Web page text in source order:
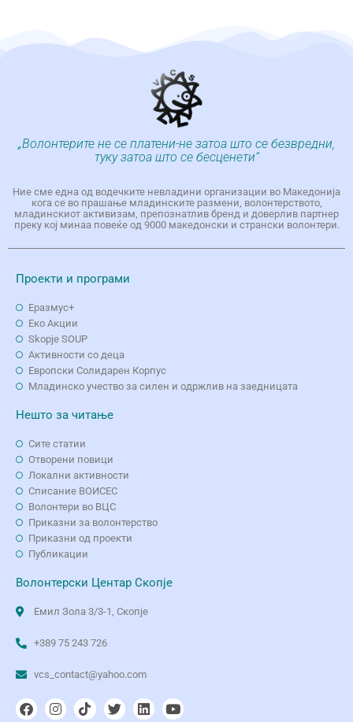
„Волонтерите не се платени-не затоа што се безвредни,
туку затоа што се бесценети“
Ние сме една од водечките невладини организации во Македонија
кога се во прашање младинските размени, волонтерството,
младинскиот активизам, препознатлив бренд и доверлив партнер
преку кој минаа повеќе од 9000 македонски и странски волонтери.
Проекти и програми
Еразмус+
Еко Aкции
Skopje SOUP
Активности со деца
Европски Солидарен Корпус
Младинско учество за силен и одржлив на заедницата
Нешто за читање
Сите статии
Отворени повици
Локални активности
Списание ВОИСЕС
Волонтери во ВЦС
Приказни за волонтерство
Приказни од проекти
Публикации
Волонтерски Центар Скопје
Емил Зола 3/3-1, Скопје
+389 75 243 726
vcs_contact@yahoo.com